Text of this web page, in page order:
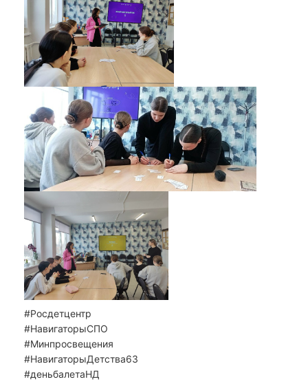
#Росдетцентр
#НавигаторыСПО
#Минпросвещения
#НавигаторыДетства63
#деньбалетаНД